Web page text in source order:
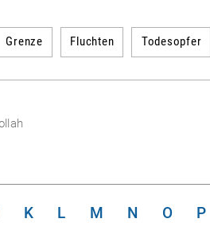
Grenze Fluchten Todesopfer
K L M N O
P